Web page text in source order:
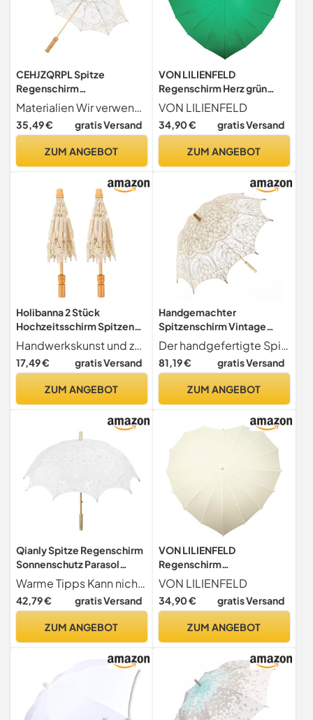
CEHJZQRPL Spitze
Regenschirm
Handgemachter
Brautschirm
Spitzensonnenschirm
Dekorativer Regenschirm
Hochzeit Klarer
Sonnenschirm
Materialien Wir verwenden ausschließlich hochwertige Materialien for unsere Spitzenschirme. Die Spitze wird sorgfältig aufgrund ihrer komplizierten Muster und Haltbarkeit ausgewählt.
35,49 € gratis Versand
ZUM ANGEBOT
VON LILIENFELD
Regenschirm Herz grün
Sonnenschirm Brautschirm
Hochzeitsschirm
VON LILIENFELD
34,90 € gratis Versand
ZUM ANGEBOT
Holibanna 2 Stück
Hochzeitsschirm Spitzen
Sonnenschirm Milchweiß
mit Holzgriff Kleiner
Brautschirm für Outdoor
Foto Requisite und
Handwerkskunst und zuverlässigkeit der sonnenschirm mit holzstange garantiert stabilität und langlebigkeit und eignet sich sowohl als spitzenschirm für fotoshootings als auch als praktischer hochzeitsschirm für braut und bräutigam
17,49 € gratis Versand
ZUM ANGEBOT
Handgemachter
Spitzenschirm Vintage
Brautschirm Sonnenschirm
Hochzeit for Dekoration
Foto Lady Kostüm Party(5)
Der handgefertigte Spitzensonnenschirm zeichnet sich durch aufwendige Spitzendetails und eine Vintage-Ästhetik aus und ist damit eine exquisite Ergänzung for Brautkleidung oder Kostümpartys.
81,19 € gratis Versand
ZUM ANGEBOT
Qianly Spitze Regenschirm
Sonnenschutz Parasol
Brautschirm für Halloween
Foto Requisiten Teeparty
Warme Tipps Kann nicht an regnerischen Tagen verwendet werden
42,79 € gratis Versand
ZUM ANGEBOT
VON LILIENFELD
Regenschirm
Sonnenschirm Brautschirm
Hochzeitsschirm Herz
creme
VON LILIENFELD
34,90 € gratis Versand
ZUM ANGEBOT